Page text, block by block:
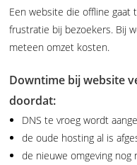
Een website die offline gaat
frustratie bij bezoekers. Bij
meteen omzet kosten.
Downtime bij website
doordat:
DNS te vroeg wordt
de oude hosting al is
de nieuwe omgeving nog